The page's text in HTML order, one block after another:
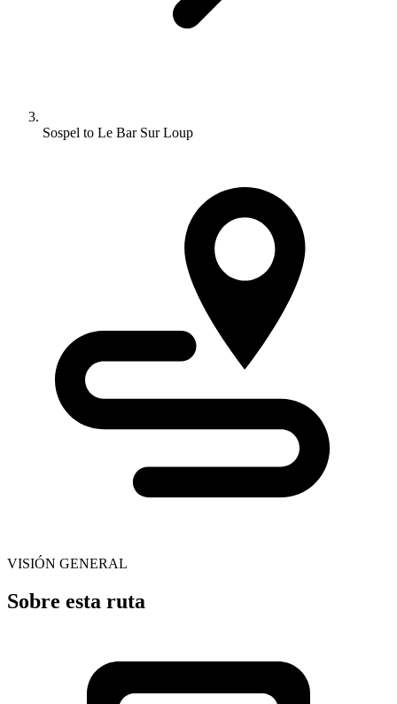
Sospel to Le Bar Sur Loup
VISIÓN GENERAL
Sobre esta ruta